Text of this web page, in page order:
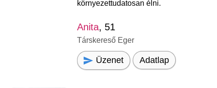
környezettudatosan élni.
Anita, 51
Társkereső Eger
Üzenet Adatlap